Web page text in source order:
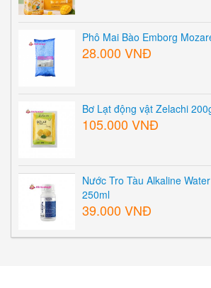
Phô Mai Bào Emborg
28.000 VNĐ
Bơ Lạt động vật Zelachi
105.000 VNĐ
Nước Tro Tàu Alkaline
250ml
39.000 VNĐ